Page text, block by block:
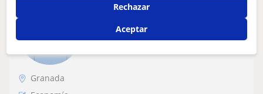
/h
Granada
Rechazar
Aceptar